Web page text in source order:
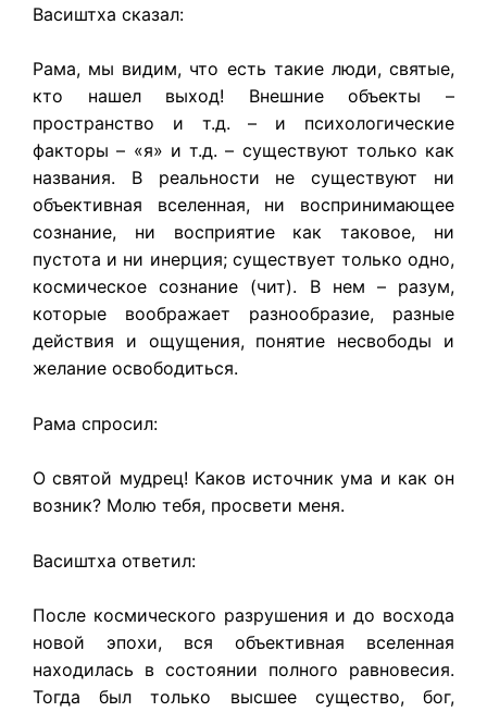
Васиштха сказал:
Рама, мы видим, что есть такие люди, святые,
кто нашел выход! Внешние объекты –
пространство и т.д. – и психологические
факторы – «я» и т.д. – существуют только как
названия. В реальности не существуют ни
объективная вселенная, ни воспринимающее
сознание, ни восприятие как таковое, ни
пустота и ни инерция; существует только одно,
космическое сознание (чит). В нем – разум,
которые воображает разнообразие, разные
действия и ощущения, понятие несвободы и
желание освободиться.
Рама спросил:
О святой мудрец! Каков источник ума и как он
возник? Молю тебя, просвети меня.
Васиштха ответил:
После космического разрушения и до восхода
новой эпохи, вся объективная вселенная
находилась в состоянии полного равновесия.
Тогда был только высшее существо, бог,